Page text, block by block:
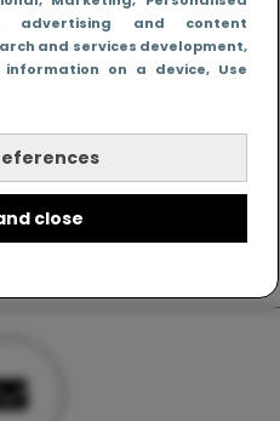
advertising and content
and services development,
on a device, Use
close